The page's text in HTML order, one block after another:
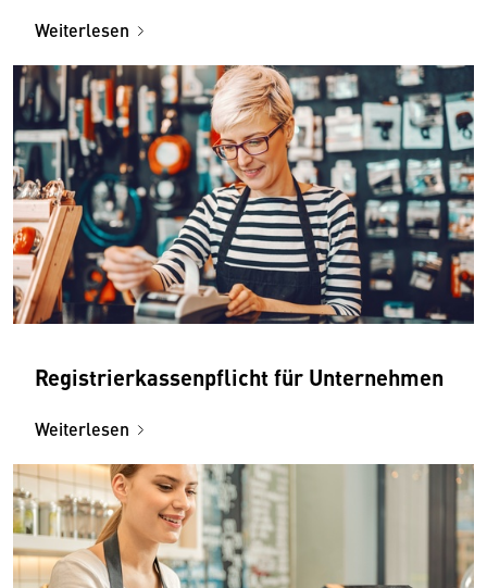
Weiterlesen
Registrierkassenpflicht für Unternehmen
Weiterlesen